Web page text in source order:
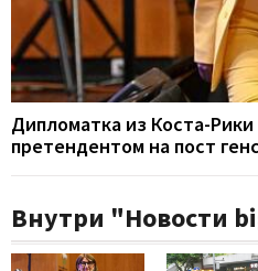
Дипломатка из Коста-
претендентом на пост
Внутри "Новости